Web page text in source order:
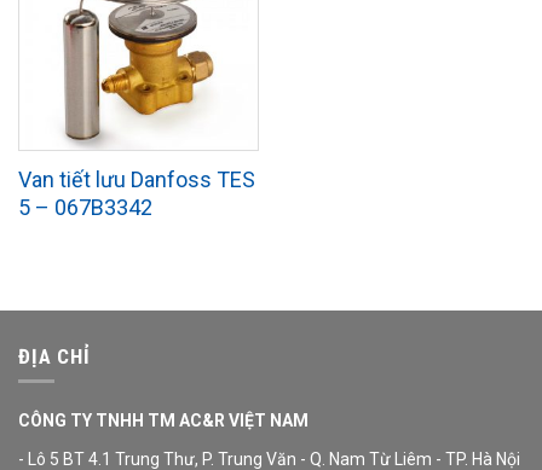
Van tiết lưu Danfoss TES
5 – 067B3342
ĐỊA CHỈ
CÔNG TY TNHH TM AC&R VIỆT NAM
- Lô 5 BT 4.1 Trung Thư, P. Trung Văn - Q. Nam Từ Liêm - TP. Hà Nội